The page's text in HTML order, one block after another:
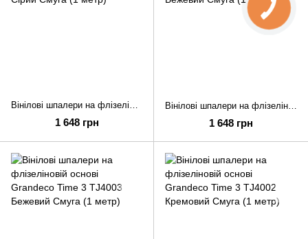
Вінілові шпалери на флізеліновій основі Grandeco Time 3 TJ4006 Сірий Смуга (1 метр)
1 648 грн
Вінілові шпалери на флізеліновій основі Grandeco Time 3 TJ4005 Бежевий Смуга (1 метр)
1 648 грн